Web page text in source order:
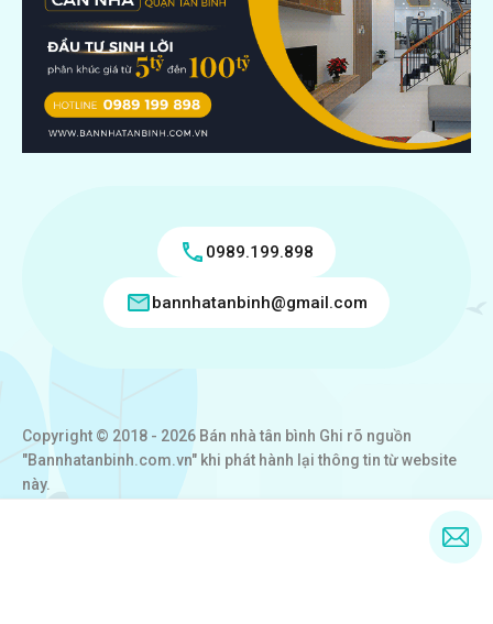
0989.199.898
bannhatanbinh@gmail.com
Copyright © 2018 - 2026 Bán nhà tân bình Ghi rõ nguồn
"Bannhatanbinh.com.vn" khi phát hành lại thông tin từ website
này.